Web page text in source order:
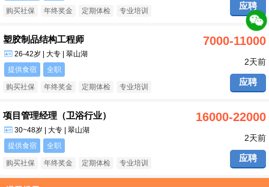
购买社保 年终奖金 定期体检 专业培训 应聘
塑胶制品结构工程师
26-42岁 | 大专 | 翠山湖
提供食宿
全职
购买社保 年终奖金 定期体检 专业培训
7000-11000
2天前
应聘
项目管理经理（卫浴行业）
30~48岁 | 大专 | 翠山湖
提供食宿
全职
购买社保 年终奖金 定期体检 专业培训
16000-22000
2天前
应聘